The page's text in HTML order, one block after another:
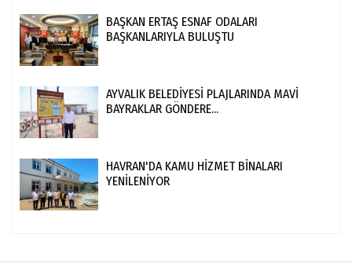
BAŞKAN ERTAŞ ESNAF ODALARI
BAŞKANLARIYLA BULUŞTU
AYVALIK BELEDİYESİ PLAJLARINDA MAVİ
BAYRAKLAR GÖNDERE...
HAVRAN'DA KAMU HİZMET BİNALARI
YENİLENİYOR